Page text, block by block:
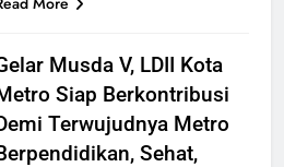
Musda V, LDII Kota
Siap Berkontribusi
Terwujudnya Metro
Sehat,